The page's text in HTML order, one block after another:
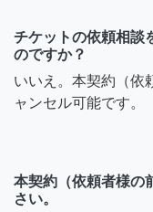
チケットの依頼相談
のですか？
いいえ。本契約（依
ャンセル可能です。
本契約（依頼者様の
さい。